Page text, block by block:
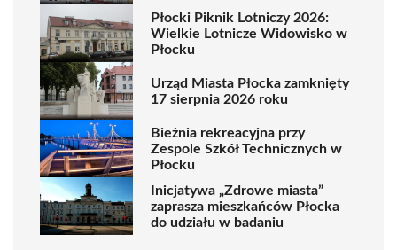
Płocki Piknik Lotniczy 2026:
Wielkie Lotnicze Widowisko w
Płocku
Urząd Miasta Płocka zamknięty
17 sierpnia 2026 roku
Bieżnia rekreacyjna przy
Zespole Szkół Technicznych w
Płocku
Inicjatywa „Zdrowe miasta”
zaprasza mieszkańców Płocka
do udziału w badaniu